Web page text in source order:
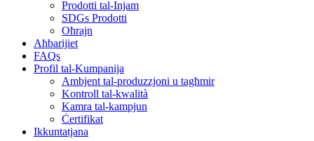
Prodotti tal-Injam
SDGs Prodotti
Oħrajn
Aħbarijiet
FAQs
Profil tal-Kumpanija
Ambjent tal-produzzjoni u tagħmir
Kontroll tal-kwalità
Kamra tal-kampjun
Ċertifikat
Ikkuntatjana